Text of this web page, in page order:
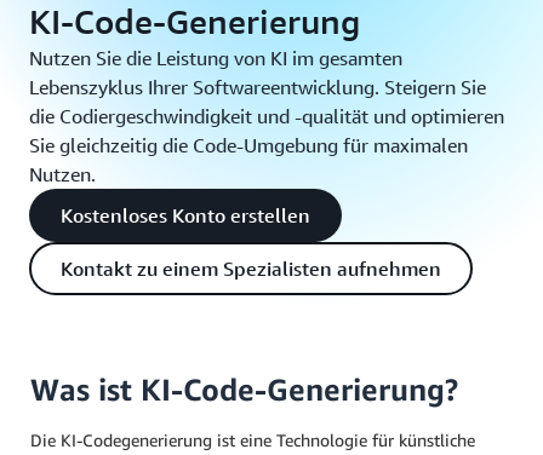
KI-Code-Generierung
Nutzen Sie die Leistung von KI im gesamten
Lebenszyklus Ihrer Softwareentwicklung. Steigern Sie
die Codiergeschwindigkeit und -qualität und optimieren
Sie gleichzeitig die Code-Umgebung für maximalen
Nutzen.
Kostenloses Konto erstellen
Kontakt zu einem Spezialisten aufnehmen
Was ist KI-Code-Generierung?
Die KI-Codegenerierung ist eine Technologie für künstliche